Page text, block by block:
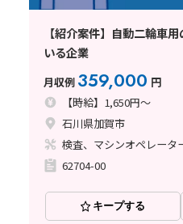
【紹介案件】自動二輪車
いる企業
月収例 359,000 円
【時給】1,650円～
石川県加賀市
検査、マシンオペレータ
62704-00
キープする